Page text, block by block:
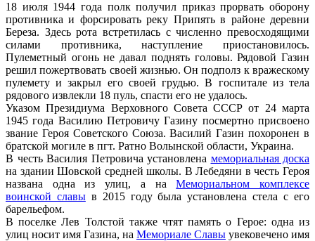
18 июля 1944 года полк получил приказ прорвать оборону
противника и форсировать реку Припять в районе деревни
Береза. Здесь рота встретилась с численно превосходящими
силами противника, наступление приостановилось.
Пулеметный огонь не давал поднять головы. Рядовой Газин
решил пожертвовать своей жизнью. Он подполз к вражескому
пулемету и закрыл его своей грудью. В госпитале из тела
рядового извлекли 18 пуль, спасти его не удалось.
Указом Президиума Верховного Совета СССР от 24 марта
1945 года Василию Петровичу Газину посмертно присвоено
звание Героя Советского Союза. Василий Газин похоронен в
братской могиле в пгт. Ратно Волынской области, Украина.
В честь Василия Петровича установлена мемориальная доска
на здании Шовской средней школы. В Лебедяни в честь Героя
названа одна из улиц, а наМемориальном комплексе
воинской славыв 2015 году была установлена стела с его
барельефом.
В поселке Лев Толстой также чтят память о Герое: одна из
улиц носит имя Газина, на Мемориале Славы увековечено имя